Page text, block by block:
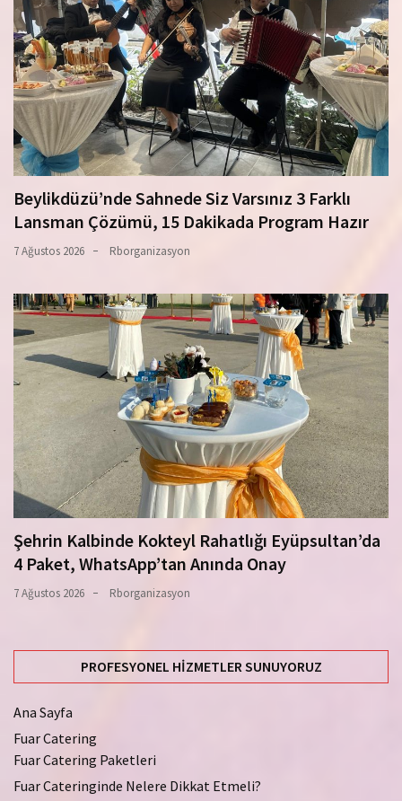
Beylikdüzü’nde Sahnede Siz Varsınız 3 Farklı
Lansman Çözümü, 15 Dakikada Program Hazır
7 Ağustos 2026 Rborganizasyon
Şehrin Kalbinde Kokteyl Rahatlığı Eyüpsultan’da
4 Paket, WhatsApp’tan Anında Onay
7 Ağustos 2026 Rborganizasyon
PROFESYONEL HIZMETLER SUNUYORUZ
Ana Sayfa
Fuar Catering
Fuar Catering Paketleri
Fuar Cateringinde Nelere Dikkat Etmeli?